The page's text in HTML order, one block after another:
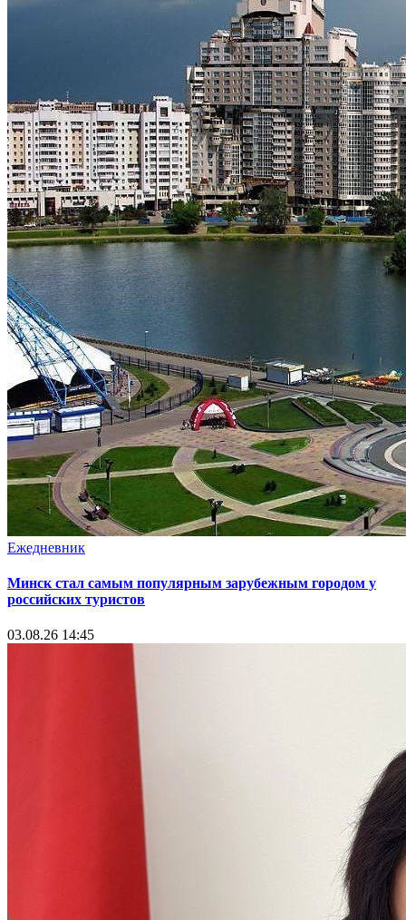
Ежедневник
Минск стал самым популярным зарубежным городом у
российских туристов
03.08.26 14:45